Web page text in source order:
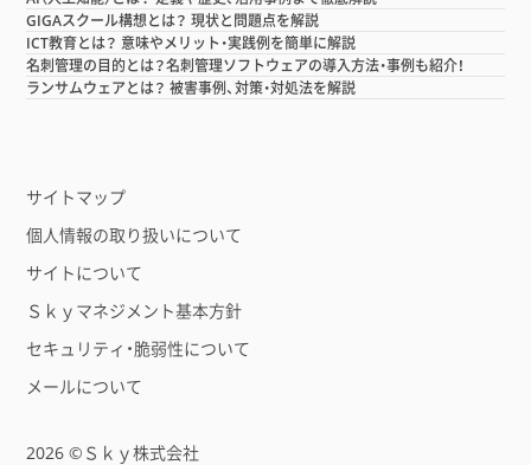
GIGAスクール構想とは？ 現状と問題点を解説
ICT教育とは？ 意味やメリット・実践例を簡単に解説
名刺管理の目的とは？名刺管理ソフトウェアの導入方法・事例も紹介！
ランサムウェアとは？ 被害事例、対策・対処法を解説
サイトマップ
個人情報の取り扱いについて
サイトについて
Ｓｋｙマネジメント基本方針
セキュリティ・脆弱性について
メールについて
2026 ©Ｓｋｙ株式会社